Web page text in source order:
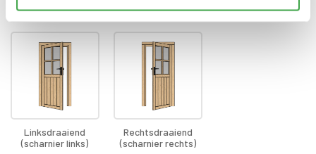
Linksdraaiend
(scharnier links)
Rechtsdraaiend
(scharnier rechts)